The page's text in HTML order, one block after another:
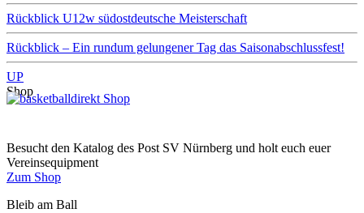
Rückblick U12w südostdeutsche Meisterschaft
Rückblick – Ein rundum gelungener Tag das Saisonabschlussfest!
UP
Shop
Besucht den Katalog des Post SV Nürnberg und holt euch euer
Vereinsequipment
Zum Shop
Bleib am Ball